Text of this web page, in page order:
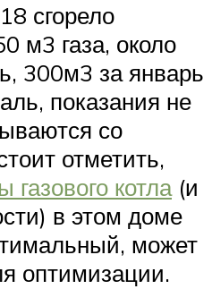
сгорело
м3 газа, около
300м3 за январь
показания не
со
отметить,
газового котла(и
в этом доме
может
оптимизации.